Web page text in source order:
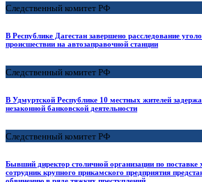
Следственный комитет РФ
В Республике Дагестан завершено расследование
происшествии на автозаправочной станции
Следственный комитет РФ
В Удмуртской Республике 10 местных жителей
незаконной банковской деятельности
Следственный комитет РФ
Бывший директор столичной организации по поставке
сотрудник крупного прикамского предприятия